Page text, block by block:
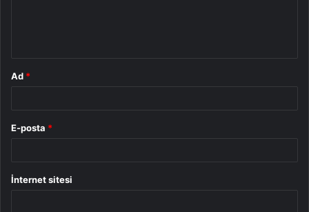
Ad *
E-posta *
İnternet sitesi